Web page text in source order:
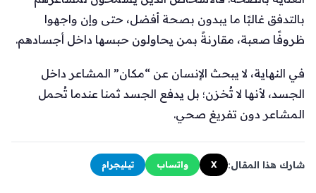
بالتدفق غالبًا ما يبدون بصحة أفضل، حتى وإن واجهوا
ظروفًا صعبة، مقارنةً بمن يحاولون حبسها داخل أجسادهم.
في النهاية، لا يبحث الإنسان عن “مكان” المشاعر داخل
الجسد، لأنها لا تُخزن؛ بل يدفع الجسد ثمنا عندما تُحمل
المشاعر دون تفريغ صحي.
شارك هذا المقال: X واتساب تيليجرام